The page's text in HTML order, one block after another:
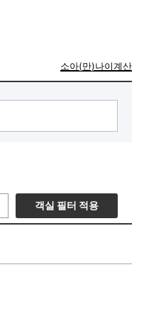
소아(만)나이계산
객실 필터 적용